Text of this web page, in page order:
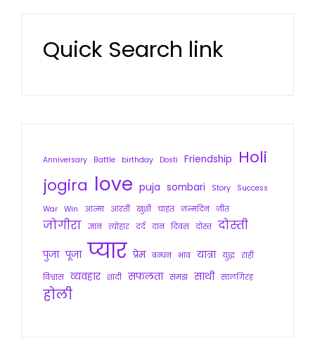
Quick Search link
Anniversary Battle birthday Dosti Friendship
Holi
jogira love puja sombari Story
Success
War Win आत्मा आरती खुशी चाहत जन्मदिन जीत
जोगीरा ज्ञान त्योहार दर्द दान दिवस दोस्त दोस्ती
पुजा पूजा प्यार प्रेम बन्धन भाव यात्रा युद्ध राही
विश्वास व्यवहार शादी सफलता समझ साथी सालगिरह
होली